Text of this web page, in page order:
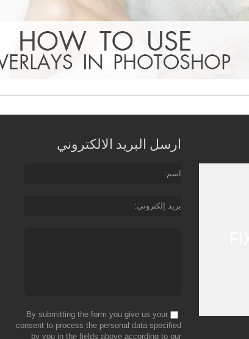
ارسل البريد الالكتروني
اسم
بريد إلكتروني
By submitting the form you give us your
consent to process the personal data specified
by you in the fields above according to our